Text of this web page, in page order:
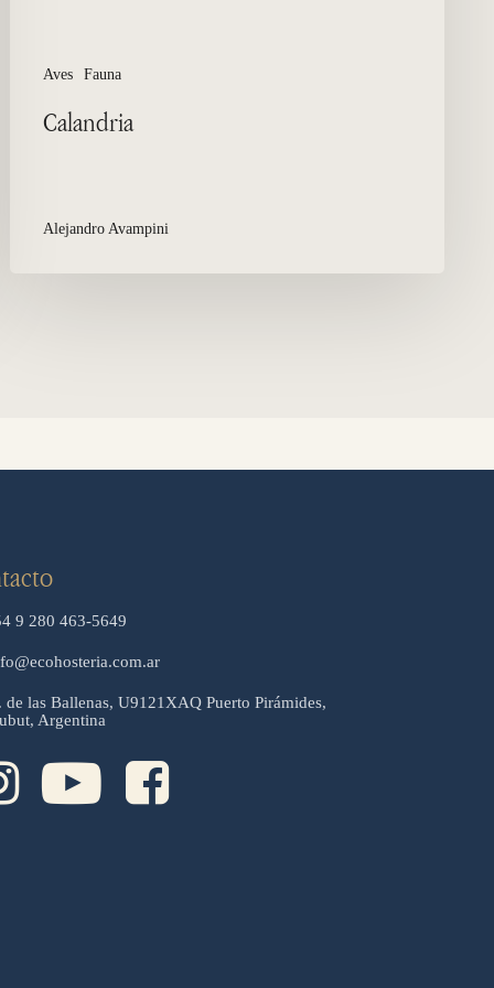
Aves Fauna
Calandria
Alejandro Avampini
9 280 463-5649
de las Ballenas, U9121XAQ Puerto Pirámides,
Argentina